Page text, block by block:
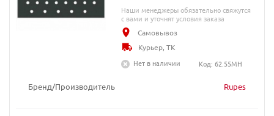
Бренд/Производитель Rupes
Наши менеджеры обязательно свяжутся
с вами и уточнят условия заказа
Самовывоз
Курьер, ТК
Нет в наличии
Код: 62.55MH